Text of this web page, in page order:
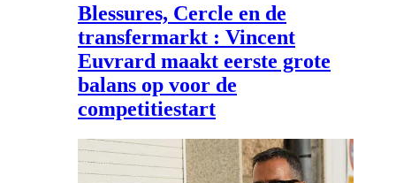
Blessures, Cercle en de
transfermarkt : Vincent
Euvrard maakt eerste grote
balans op voor de
competitiestart